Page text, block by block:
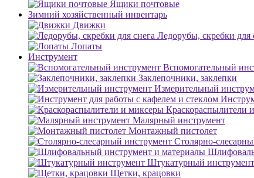
Ящики почтовые
Зимний хозяйственный инвентарь
Движки
Ледорубы, скребки для
Лопаты
Инструмент
Вспомогательный
Заклепочники, заклепки
Измерительный
Краскораспылители
Малярный инструмент
Монтажный пистолет
Столярно-
Штукатурный инструмент
Щетки, крацовки